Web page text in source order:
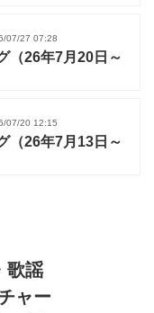
07/27 07:28
（26年7月20日～
07/20 12:15
（26年7月13日～
歌謡
ャー